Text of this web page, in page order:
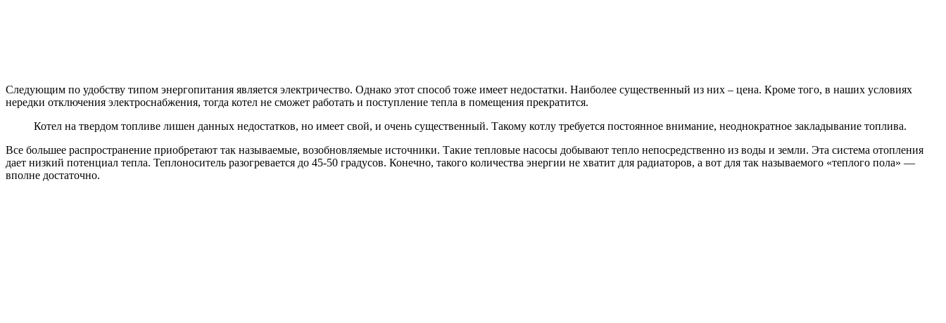
Следующим по удобству типом энергопитания является электричество. Однако этот способ тоже имеет недостатки. Наиболее существенный из них – цена. Кроме того, в наших условиях
нередки отключения электроснабжения, тогда котел не сможет работать и поступление тепла в помещения прекратится.
Котел на твердом топливе лишен данных недостатков, но имеет свой, и очень существенный. Такому котлу требуется постоянное внимание, неоднократное закладывание топлива.
Все большее распространение приобретают так называемые, возобновляемые источники. Такие тепловые насосы добывают тепло непосредственно из воды и земли. Эта система отопления
дает низкий потенциал тепла. Теплоноситель разогревается до 45-50 градусов. Конечно, такого количества энергии не хватит для радиаторов, а вот для так называемого «теплого пола» —
вполне достаточно.